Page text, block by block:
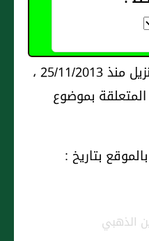
* : عدد المشاهدات و التنزيل منذ 25/11/2013 ،
بموضوع
بتاريخ :
الذهبي